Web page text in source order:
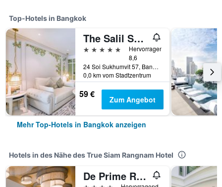
Top-Hotels in Bangkok
The Salil Sukhumvit 57 - Thonglor
5 Sterne
Hervorragend
8,6
24 Soi Sukhumvit 57, Bangkok, Thailand
0,0 km vom Stadtzentrum
59 € Zum Angebot
Mehr Top-Hotels in Bangkok anzeigen
Hotels in des Nähe des True Siam Rangnam Hotel
De Prime Rangnam Hotel